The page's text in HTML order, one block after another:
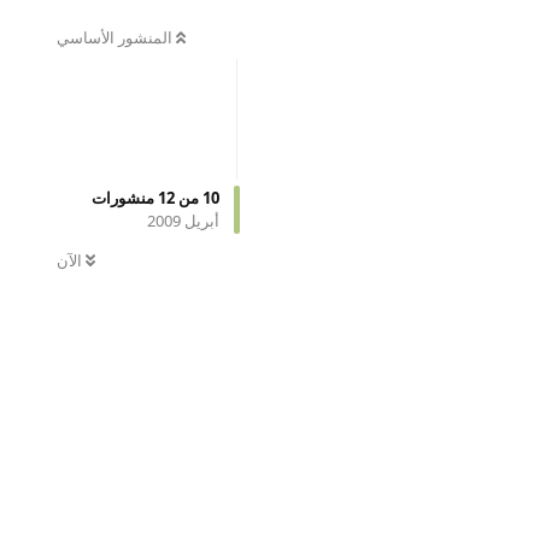
المنشور الأساسي
10 من 12 منشورات
أبريل 2009
الآن